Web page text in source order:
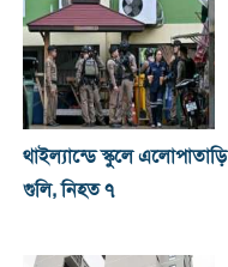
থাইল্যান্ডে স্কুলে এলোপাতাড়ি
গুলি, নিহত ৭